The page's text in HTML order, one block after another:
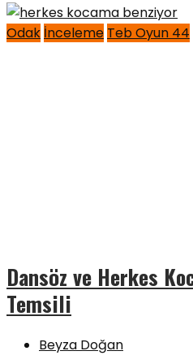
Odak İnceleme Teb Oyun 44
Dansöz ve Herkes
Temsili
Beyza Doğan